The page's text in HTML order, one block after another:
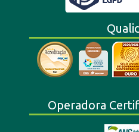
Operadora